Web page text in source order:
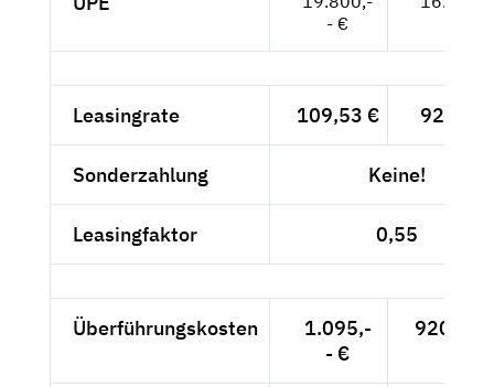
- €
Leasingrate 109,53 € 92,04 €
Sonderzahlung Keine!
Leasingfaktor 0,55
Überführungskosten
1.095,-
- €
920,17